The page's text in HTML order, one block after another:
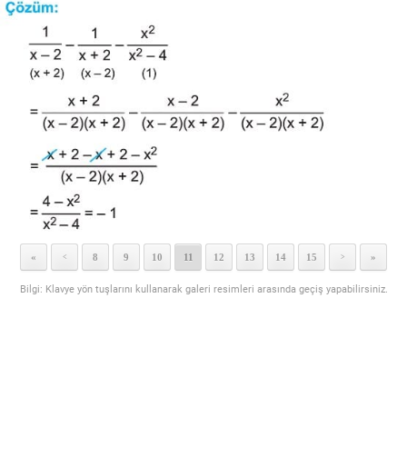
« < 8 9 10 11 12 13 14 15 > »
Bilgi: Klavye yön tuşlarını kullanarak galeri resimleri arasında geçiş yapabilirsiniz.